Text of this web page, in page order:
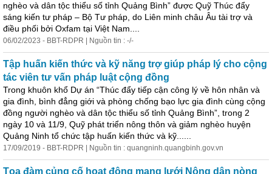
nghèo và dân tộc thiểu số tỉnh Quảng Bình” được Quỹ Thúc đẩy
sáng kiến tư pháp – Bộ Tư pháp, do Liên minh châu Âu tài trợ và
điều phối bởi Oxfam tại Việt Nam....
06/02/2023 - BBT-RDPR | Nguồn tin : -/-
Tập huấn kiến thức và kỹ năng trợ giúp pháp lý cho cộng
tác viên tư vấn pháp luật cộng đồng
Trong khuôn khổ Dự án “Thúc đẩy tiếp cận công lý về hôn nhân và
gia đình, bình đẳng giới và phòng chống bạo lực gia đình cùng cộng
đồng người nghèo và dân tộc thiểu số tỉnh Quảng Bình”, trong 2
ngày 10 và 11/9, Quỹ phát triển nông thôn và giảm nghèo huyện
Quảng Ninh tổ chức tập huấn kiến thức và kỹ......
17/09/2019 - BBT-RDPR | Nguồn tin : quangninh.quangbinh.gov.vn
Tọa đàm củng cố hoạt động mạng lưới Nông dân nòng